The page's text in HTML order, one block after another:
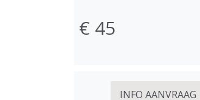
€ 45
INFO AANVRAAG